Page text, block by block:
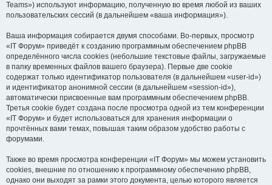
Teams») используют информацию, полученную во время любой из ваших
пользовательских сессий (в дальнейшем «ваша информация»).
Ваша информация собирается двумя способами. Во-первых, просмотр
«IT Форум» приведёт к созданию программным обеспечением phpBB
определённого числа cookies (небольшие текстовые файлы, загружаемые
в папку временных файлов вашего браузера). Первые две cookie
содержат только идентификатор пользователя (в дальнейшем «user-id»)
и идентификатор анонимной сессии (в дальнейшем «session-id»),
автоматически присвоенные вам программным обеспечением phpBB.
Третья cookie будет создана после просмотра одной из тем конференции
«IT Форум» и будет использоваться для хранения информации о
прочтённых вами темах, повышая таким образом удобство работы с
форумами.
Также во время просмотра конференции «IT Форум» мы можем установить
cookies, внешние по отношению к программному обеспечению phpBB,
однако они выходят за рамки этого документа, целью которого является